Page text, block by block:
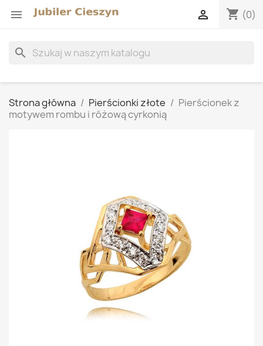
 shopping_cart (0)

search
Strona główna Pierścionki złote
Pierścionek z
motywem rombu i różową cyrkonią